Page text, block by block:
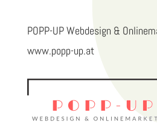
POPP-UP Webdesign &
www.popp-up.at